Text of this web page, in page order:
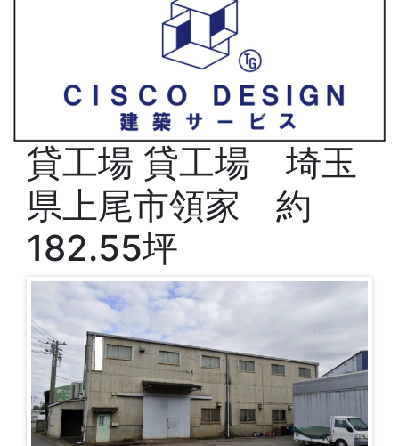
貸工場 貸工場 埼玉
県上尾市領家 約
182.55坪